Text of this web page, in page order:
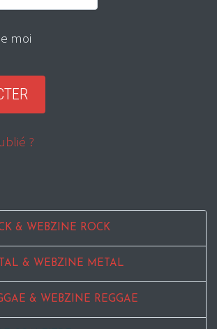
moi
?
& WEBZINE ROCK
& WEBZINE METAL
& WEBZINE REGGAE